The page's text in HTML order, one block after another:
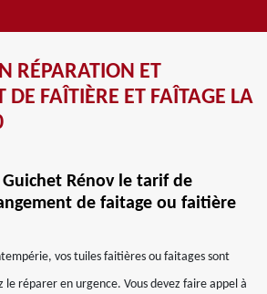
RÉPARATION ET
FAÎTIÈRE ET FAÎTAGE LA
Rénov le tarif de
de faitage ou faitière
vos tuiles faitières ou faitages sont
le réparer en urgence. Vous devez faire appel à